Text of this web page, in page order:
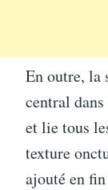
En outre, la
central
et lie tous
texture
ajouté en